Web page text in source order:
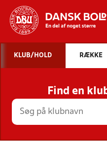
STILLINGER,
KLUB/HOLD RÆKKE
Find en